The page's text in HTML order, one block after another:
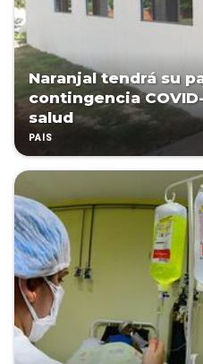
Naranjal tendrá su
contingencia
salud
PAÍS